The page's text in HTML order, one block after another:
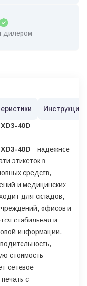
дилером
Инструкции
40D
40D - надежное
этикеток в
средств,
и медицинских
для складов,
офисов и
стабильная и
информации.
стоимость
сетевое
с